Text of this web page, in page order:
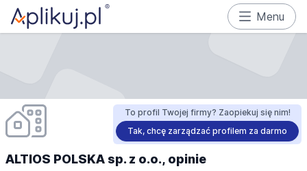
Menu
To profil Twojej firmy? Zaopiekuj się nim!
Tak, chcę zarządzać profilem za darmo
ALTIOS POLSKA sp. z o.o., opinie